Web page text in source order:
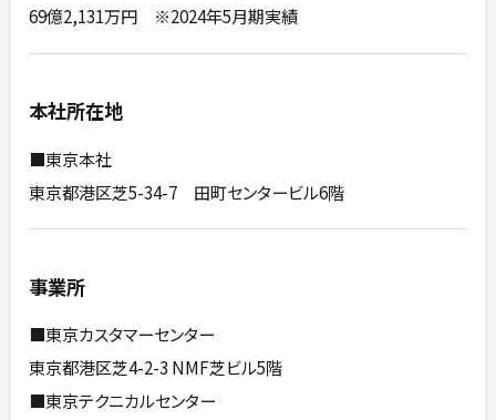
69億2,131万円 ※2024年5月期実績
本社所在地
■東京本社
東京都港区芝5-34-7 田町センタービル6階
事業所
■東京カスタマーセンター
東京都港区芝4-2-3 NMF芝ビル5階
■東京テクニカルセンター